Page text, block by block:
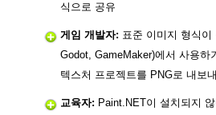
식으로 공유
게임 개발자: 표준 이미지 형식이
Godot, GameMaker)에서 사용하
텍스처 프로젝트를 PNG로 내보
교육자: Paint.NET이 설치되지